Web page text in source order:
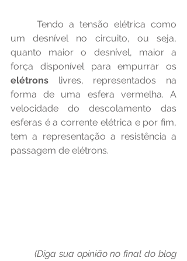
um desnível no circuito, ou seja,
quanto maior o desnível, maior a
elétrons livres, representados na
forma de uma esfera vermelha. A
velocidade do descolamento das
esferas é a corrente elétrica e por fim,
tem a representação a resistência a
passagem de elétrons.
(Diga sua opinião no final do blog